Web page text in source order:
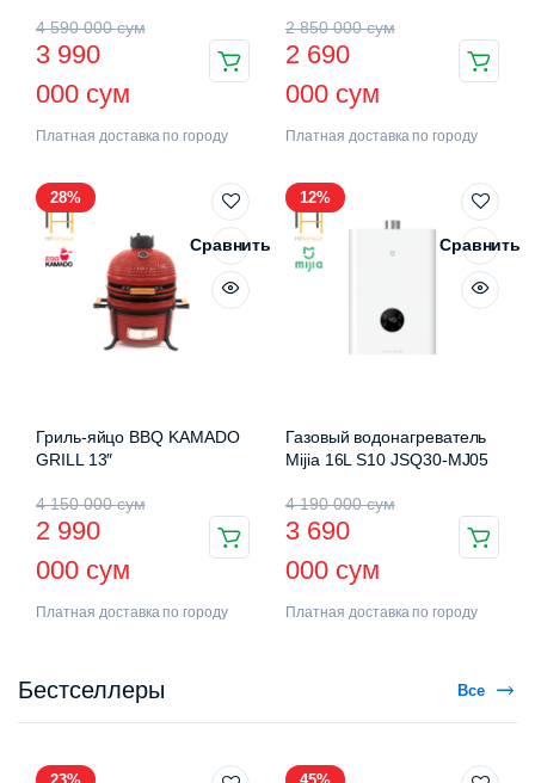
4 590 000сум
3 990
000 сум
Платная доставка по городу
2 850 000сум
2 690
000 сум
Платная доставка по городу
28%
Сравнить
Гриль-яйцо BBQ KAMADO
GRILL 13″
4 150 000сум
2 990
000 сум
Платная доставка по городу
12%
Сравнить
Газовый водонагреватель
Mijia 16L S10 JSQ30-MJ05
4 190 000сум
3 690
000 сум
Платная доставка по городу
Бестселлеры Все
23% 45%